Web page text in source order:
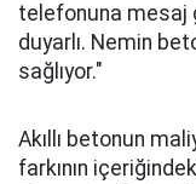
telefonuna mesaj
duyarlı. Nemin
sağlıyor."
Akıllı betonun
farkının